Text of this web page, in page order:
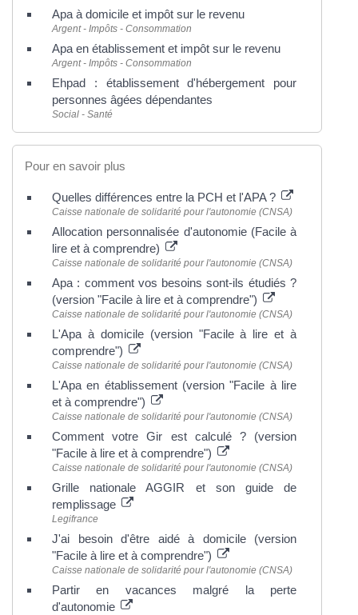
Apa à domicile et impôt sur le revenu
Argent - Impôts - Consommation
Apa en établissement et impôt sur le revenu
Argent - Impôts - Consommation
Ehpad : établissement d'hébergement pour
personnes âgées dépendantes
Social - Santé
Pour en savoir plus
Quelles différences entre la PCH et l'APA ?
Caisse nationale de solidarité pour l'autonomie (CNSA)
Allocation personnalisée d'autonomie (Facile à
lire et à comprendre)
Caisse nationale de solidarité pour l'autonomie (CNSA)
Apa : comment vos besoins sont-ils étudiés ?
(version "Facile à lire et à comprendre")
Caisse nationale de solidarité pour l'autonomie (CNSA)
L'Apa à domicile (version "Facile à lire et à
comprendre")
Caisse nationale de solidarité pour l'autonomie (CNSA)
L'Apa en établissement (version "Facile à lire
et à comprendre")
Caisse nationale de solidarité pour l'autonomie (CNSA)
Comment votre Gir est calculé ? (version
"Facile à lire et à comprendre")
Caisse nationale de solidarité pour l'autonomie (CNSA)
Grille nationale AGGIR et son guide de
remplissage
Legifrance
J'ai besoin d'être aidé à domicile (version
"Facile à lire et à comprendre")
Caisse nationale de solidarité pour l'autonomie (CNSA)
Partir en vacances malgré la perte
d'autonomie